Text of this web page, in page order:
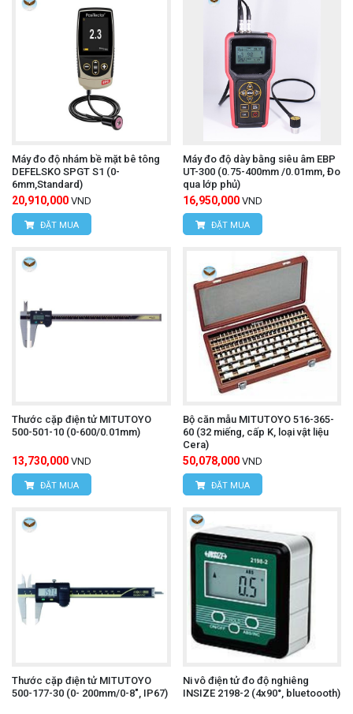
Máy đo độ nhám bề mặt bê tông
DEFELSKO SPGT S1 (0-
6mm,Standard)
20,910,000 VND
ĐẶT MUA
Máy đo độ dày bằng siêu âm EBP
UT-300 (0.75-400mm /0.01mm, Đo
qua lớp phủ)
16,950,000 VND
ĐẶT MUA
Thước cặp điện tử MITUTOYO
500-501-10 (0-600/0.01mm)
13,730,000 VND
ĐẶT MUA
Bộ căn mẫu MITUTOYO 516-365-
60 (32 miếng, cấp K, loại vật liệu
Cera)
50,078,000 VND
ĐẶT MUA
Thước cặp điện tử MITUTOYO
500-177-30 (0- 200mm/0-8", IP67)
Ni vô điện tử đo độ nghiêng
INSIZE 2198-2 (4x90°, bluetoooth)